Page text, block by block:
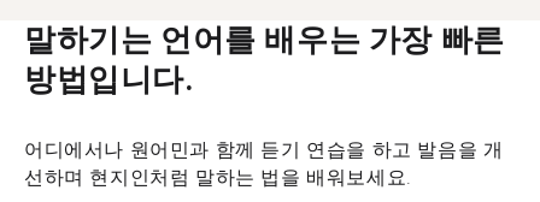
말하기는 언어를 배우는 가장 빠른
방법입니다.
어디에서나 원어민과 함께 듣기 연습을 하고 발음을 개
선하며 현지인처럼 말하는 법을 배워보세요.